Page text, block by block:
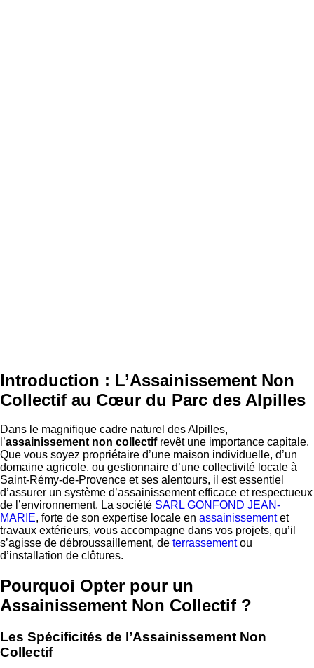
Introduction : L’Assainissement Non
Collectif au Cœur du Parc des Alpilles
Dans le magnifique cadre naturel des Alpilles,
l’assainissement non collectifrevêt une importance capitale.
Que vous soyez propriétaire d’une maison individuelle, d’un
domaine agricole, ou gestionnaire d’une collectivité locale à
Saint-Rémy-de-Provence et ses alentours, il est essentiel
d’assurer un système d’assainissement efficace et respectueux
de l’environnement. La société SARL GONFOND JEAN-
MARIE, forte de son expertise locale en assainissementet
travaux extérieurs, vous accompagne dans vos projets, qu’il
s’agisse de débroussaillement, de terrassementou
d’installation de clôtures.
Pourquoi Opter pour un
Assainissement Non Collectif ?
Les Spécificités de l’Assainissement Non
Collectif